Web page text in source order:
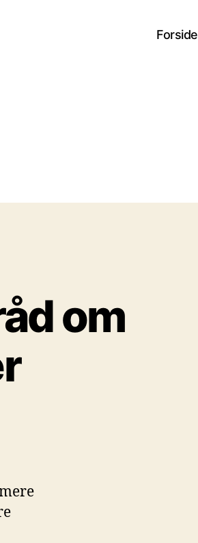
Forside
om